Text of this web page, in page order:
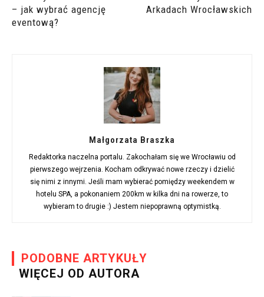
– jak wybrać agencję
eventową?
Arkadach Wrocławskich
Małgorzata Braszka
Redaktorka naczelna portalu. Zakochałam się we Wrocławiu od
pierwszego wejrzenia. Kocham odkrywać nowe rzeczy i dzielić
się nimi z innymi. Jeśli mam wybierać pomiędzy weekendem w
hotelu SPA, a pokonaniem 200km w kilka dni na rowerze, to
wybieram to drugie :) Jestem niepoprawną optymistką.
PODOBNE ARTYKUŁY
WIĘCEJ OD AUTORA